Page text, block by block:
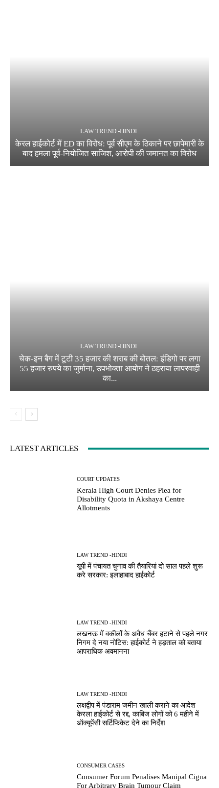
LAW TREND -HINDI
केरल हाईकोर्ट में ED का विरोध: पूर्व सीएम के ठिकाने पर छापेमारी के
बाद हमला पूर्व-नियोजित साजिश, आरोपी की जमानत का विरोध
LAW TREND -HINDI
चेक-इन बैग में टूटी 35 हजार की शराब की बोतल: इंडिगो पर लगा
55 हजार रुपये का जुर्माना, उपभोक्ता आयोग ने ठहराया लापरवाही
का...
LATEST ARTICLES
COURT UPDATES
Kerala High Court Denies Plea for
Disability Quota in Akshaya Centre
Allotments
LAW TREND -HINDI
यूपी में पंचायत चुनाव की तैयारियां दो साल पहले शुरू
करे सरकार: इलाहाबाद हाईकोर्ट
LAW TREND -HINDI
लखनऊ में वकीलों के अवैध चैंबर हटाने से पहले नगर
निगम दे नया नोटिस: हाईकोर्ट ने हड़ताल को बताया
आपराधिक अवमानना
LAW TREND -HINDI
लक्षद्वीप में पंडाराम जमीन खाली कराने का आदेश
केरला हाईकोर्ट से रद्द, काबिज लोगों को 6 महीने में
ऑक्यूपेंसी सर्टिफिकेट देने का निर्देश
CONSUMER CASES
Consumer Forum Penalises Manipal Cigna
For Arbitrary Brain Tumour Claim